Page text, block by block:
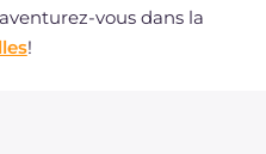
vous dans la
!